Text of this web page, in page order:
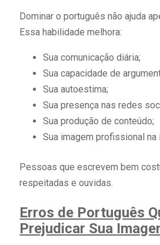
Dominar o português não ajuda
Essa habilidade melhora:
Sua comunicação diária;
Sua capacidade de
Sua autoestima;
Sua presença nas redes
Sua produção de conteúdo;
Sua imagem profissional na
Pessoas que escrevem bem
respeitadas e ouvidas.
Erros de Português
Prejudicar Sua